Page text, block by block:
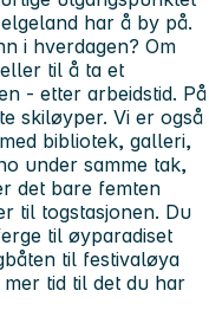
har å by på.
i hverdagen? Om
til å ta et
- etter arbeidstid. På
skiløyper. Vi er også
bibliotek, galleri,
under samme tak,
det bare femten
til togstasjonen. Du
til øyparadiset
til festivaløya
tid til det du har